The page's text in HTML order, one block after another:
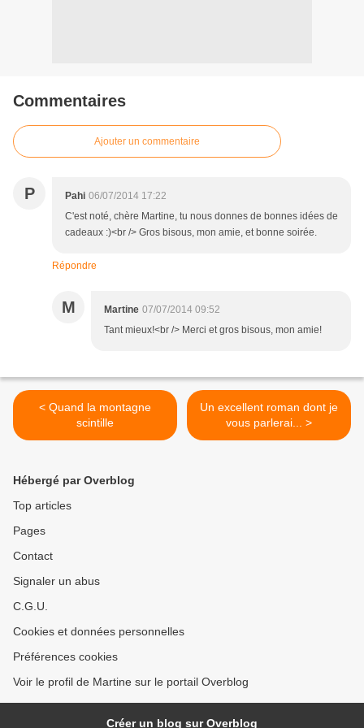
Commentaires
Ajouter un commentaire
P Pahi 06/07/2014 17:22
C'est noté, chère Martine, tu nous donnes de bonnes idées de
cadeaux :)<br /> Gros bisous, mon amie, et bonne soirée.
Répondre
M Martine 07/07/2014 09:52
Tant mieux!<br /> Merci et gros bisous, mon amie!
< Quand la montagne
scintille
Un excellent roman dont je
vous parlerai... >
Hébergé par Overblog
Top articles
Pages
Contact
Signaler un abus
C.G.U.
Cookies et données personnelles
Préférences cookies
Voir le profil de Martine sur le portail Overblog
Créer un blog sur Overblog